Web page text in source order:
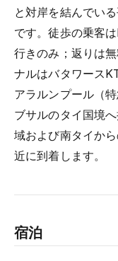
と対岸を結んでい
です。徒歩の乗客
行きのみ；返りは
ナルはバタワース
アラルンプール（
ブサルのタイ国境
域および南タイか
近に到着します。
宿泊